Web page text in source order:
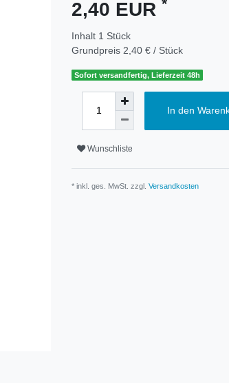
2,40 EUR *
Inhalt 1 Stück
Grundpreis 2,40 € / Stück
Sofort versandfertig, Lieferzeit 48h
In den
Wunschliste
* inkl. ges. MwSt. zzgl. Versandkosten